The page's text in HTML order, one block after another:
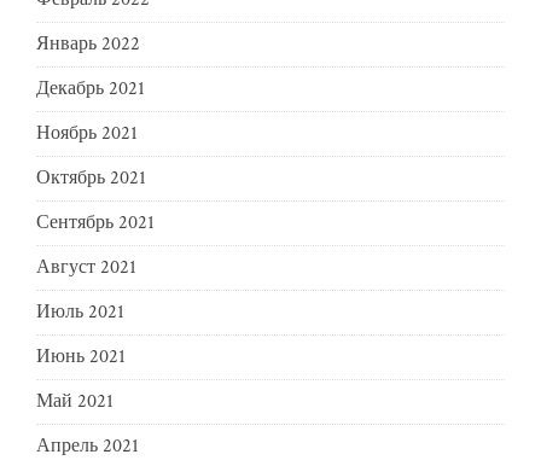
Январь 2022
Декабрь 2021
Ноябрь 2021
Октябрь 2021
Сентябрь 2021
Август 2021
Июль 2021
Июнь 2021
Май 2021
Апрель 2021